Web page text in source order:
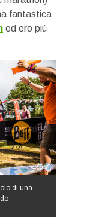
fantastica
ed ero più
di una